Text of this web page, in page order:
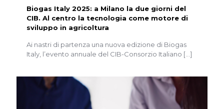
Biogas Italy 2025: a Milano la due giorni del
CIB. Al centro la tecnologia come motore di
sviluppo in agricoltura
Ai nastri di partenza una nuova edizione di Biogas
Italy, l’evento annuale del CIB-Consorzio Italiano […]